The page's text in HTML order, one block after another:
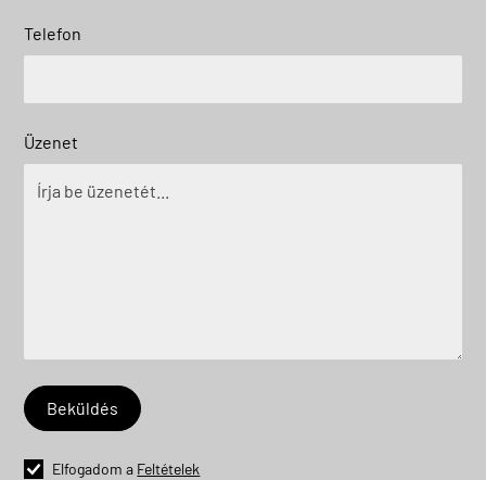
Telefon
Üzenet
Elfogadom a Feltételek